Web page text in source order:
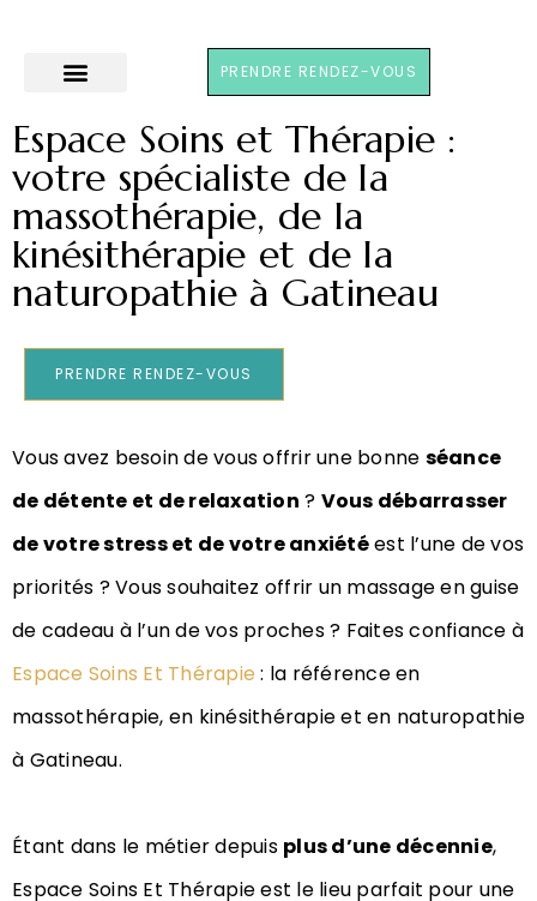
PRENDRE RENDEZ-VOUS
Espace Soins et Thérapie :
votre spécialiste de la
massothérapie, de la
kinésithérapie et de la
naturopathie à Gatineau
PRENDRE RENDEZ-VOUS
Vous avez besoin de vous offrir une bonne séance
de détente et de relaxation ? Vous débarrasser
de votre stress et de votre anxiétéest l’une de vos
priorités ? Vous souhaitez offrir un massage en guise
de cadeau à l’un de vos proches ? Faites confiance à
Espace Soins Et Thérapie: la référence en
massothérapie, en kinésithérapie et en naturopathie
à Gatineau.
Étant dans le métier depuis plus d’une décennie,
Espace Soins Et Thérapie est le lieu parfait pour une